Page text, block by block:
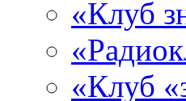
«Клуб
«Клуб